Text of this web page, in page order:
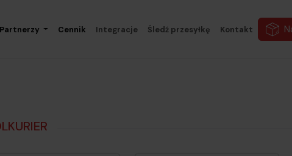
Partnerzy Cennik Integracje Śledź przesyłkę Kontakt